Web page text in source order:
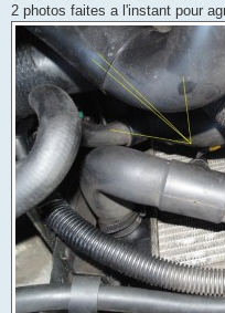
2 photos faites a l'instant pour